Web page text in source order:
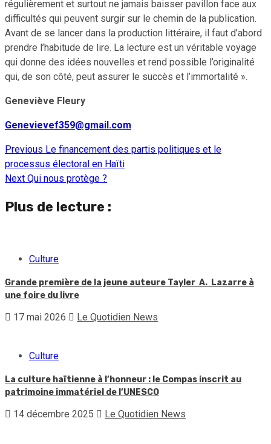
régulièrement et surtout ne jamais baisser pavillon face aux
difficultés qui peuvent surgir sur le chemin de la publication.
Avant de se lancer dans la production littéraire, il faut d’abord
prendre l’habitude de lire. La lecture est un véritable voyage
qui donne des idées nouvelles et rend possible l’originalité
qui, de son côté, peut assurer le succès et l’immortalité ».
Geneviève Fleury
Genevievef359@gmail.com
Continue
Reading
Previous Le financement des partis politiques et le
processus électoral en Haïti
Next Qui nous protège ?
Plus de lecture :
Culture
Grande première de la jeune auteure Tayler A. Lazarre à
une foire du livre
17 mai 2026 Le Quotidien News
Culture
La culture haïtienne à l’honneur : le Compas inscrit au
patrimoine immatériel de l’UNESCO
14 décembre 2025 Le Quotidien News